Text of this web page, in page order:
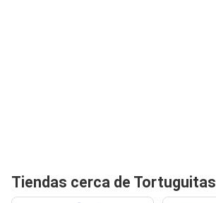
Tiendas cerca de Tortuguitas